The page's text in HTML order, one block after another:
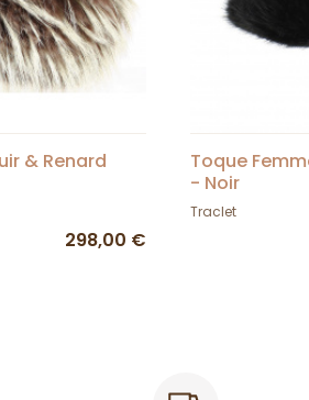
& Renard
298,00 €
Toque
- Noir
Traclet